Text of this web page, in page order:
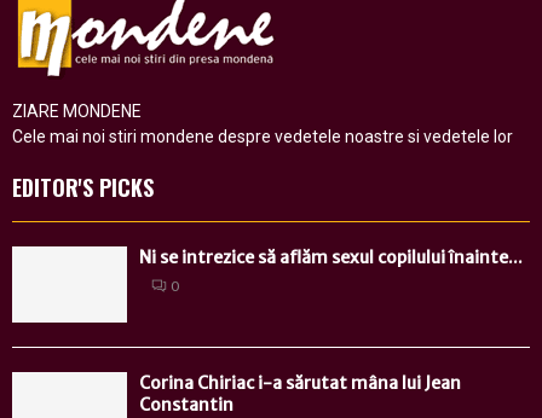
ZIARE MONDENE
Cele mai noi stiri mondene despre vedetele noastre si vedetele lor
EDITOR'S PICKS
Ni se intrezice să aflăm sexul copilului înainte...
0
Corina Chiriac i-a sărutat mâna lui Jean
Constantin